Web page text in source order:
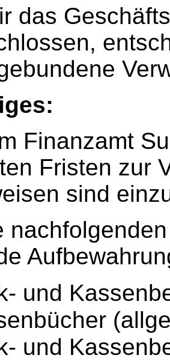
das
Finanzamt
Fristen zur
sind
und
und